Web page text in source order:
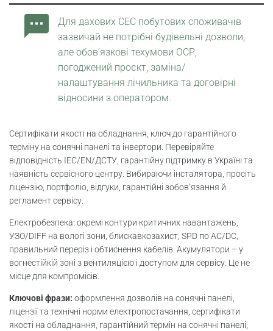
Для дахових СЕС побутових споживачів
зазвичай не потрібні будівельні дозволи,
але обов’язкові техумови ОСР,
погоджений проєкт, заміна/
налаштування лічильника та договірні
відносини з оператором.
Сертифікати якості на обладнання, ключ до гарантійного
терміну на сонячні панелі та інвертори. Перевіряйте
відповідність IEC/EN/ДСТУ, гарантійну підтримку в Україні та
наявність сервісного центру. Вибираючи інсталятора, просіть
ліцензію, портфоліо, відгуки, гарантійні зобов’язання й
регламент сервісу.
Електробезпека: окремі контури критичних навантажень,
УЗО/DIFF на вологі зони, блискавкозахист, SPD по AC/DC,
правильний переріз і обтиснення кабелів. Акумулятори – у
вогнестійкій зоні з вентиляцією і доступом для сервісу. Це не
місце для компромісів.
Ключові фрази: оформлення дозволів на сонячні панелі,
ліцензії та технічні норми електропостачання, сертифікати
якості на обладнання, гарантійний термін на сонячні панелі,